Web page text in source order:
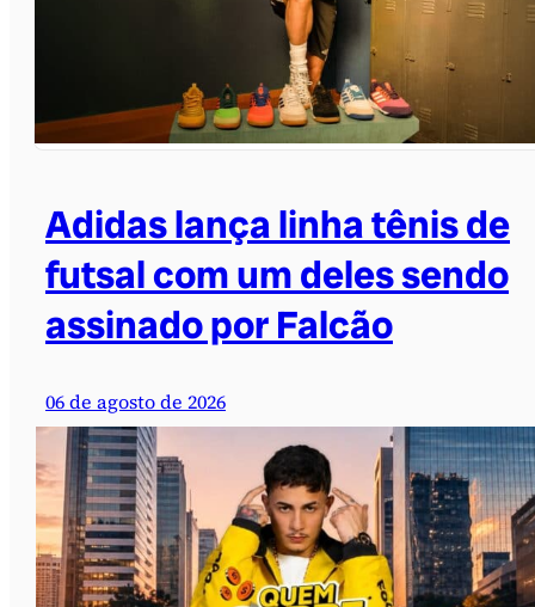
Adidas lança linha tênis de
futsal com um deles sendo
assinado por Falcão
06 de agosto de 2026